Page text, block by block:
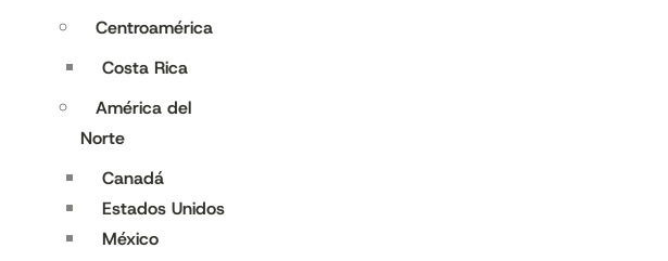
Centroamérica
Costa Rica
América del
Norte
Canadá
Estados Unidos
México